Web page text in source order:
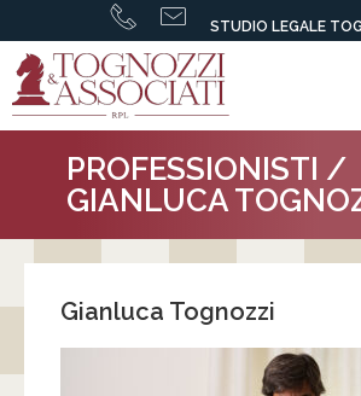
STUDIO LEGALE
PROFESSIONISTI /
GIANLUCA
Gianluca Tognozzi